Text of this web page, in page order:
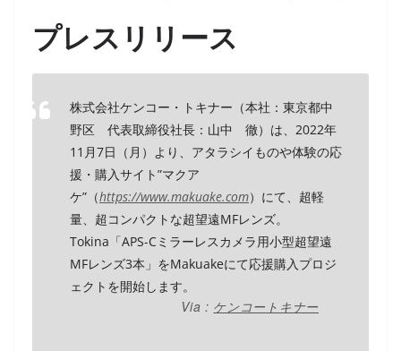
プレスリリース
株式会社ケンコー・トキナー（本社：東京都中
野区 代表取締役社長：山中 徹）は、2022年
11月7日（月）より、アタラシイものや体験の応
援・購入サイト”マクア
ケ”（https://www.makuake.com）にて、超軽
量、超コンパクトな超望遠MFレンズ。
Tokina「APS-Cミラーレスカメラ用小型超望遠
MFレンズ3本」をMakuakeにて応援購入プロジ
ェクトを開始します。
Via : ケンコートキナー